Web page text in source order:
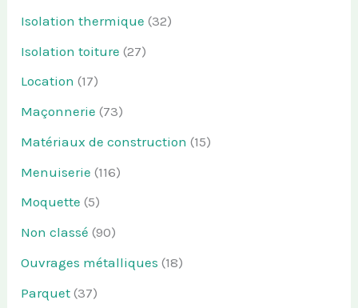
Isolation thermique (32)
Isolation toiture (27)
Location (17)
Maçonnerie (73)
Matériaux de construction (15)
Menuiserie (116)
Moquette (5)
Non classé (90)
Ouvrages métalliques (18)
Parquet (37)